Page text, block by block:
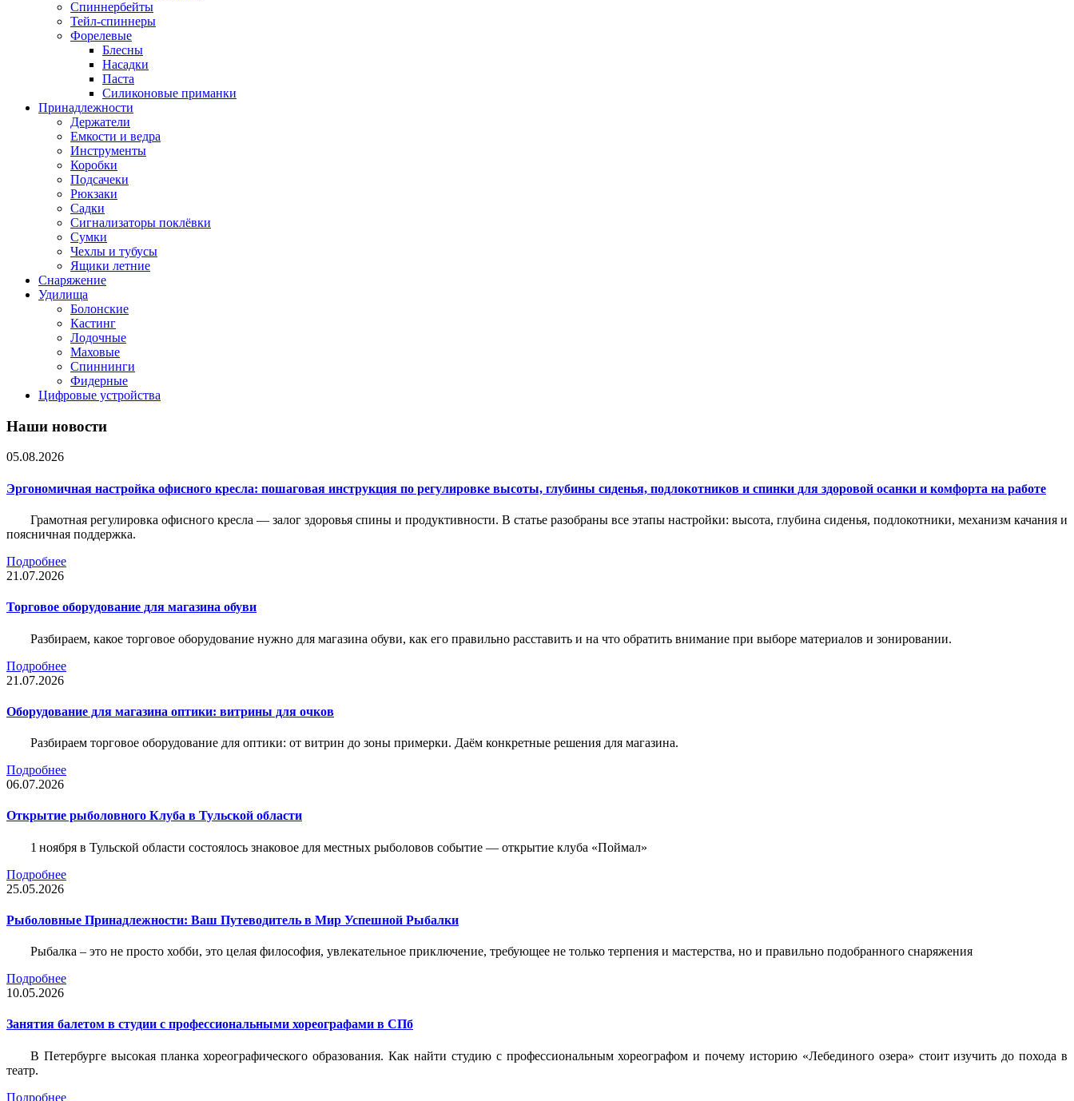
Спиннербейты
Тейл-спиннеры
Форелевые
Блесны
Насадки
Паста
Силиконовые приманки
Принадлежности
Держатели
Емкости и ведра
Инструменты
Коробки
Подсачеки
Рюкзаки
Садки
Сигнализаторы поклёвки
Сумки
Чехлы и тубусы
Ящики летние
Снаряжение
Удилища
Болонские
Кастинг
Лодочные
Маховые
Спиннинги
Фидерные
Цифровые устройства
Наши новости
05.08.2026
Эргономичная настройка офисного кресла: пошаговая инструкция по регулировке высоты, глубины сиденья, подлокотников и спинки для здоровой осанки и комфорта на работе
Грамотная регулировка офисного кресла — залог здоровья спины и продуктивности. В статье разобраны все этапы настройки: высота, глубина сиденья, подлокотники, механизм качания и
поясничная поддержка.
Подробнее
21.07.2026
Торговое оборудование для магазина обуви
Разбираем, какое торговое оборудование нужно для магазина обуви, как его правильно расставить и на что обратить внимание при выборе материалов и зонировании.
Подробнее
21.07.2026
Оборудование для магазина оптики: витрины для очков
Разбираем торговое оборудование для оптики: от витрин до зоны примерки. Даём конкретные решения для магазина.
Подробнее
06.07.2026
Открытие рыболовного Клуба в Тульской области
1 ноября в Тульской области состоялось знаковое для местных рыболовов событие — открытие клуба «Поймал»
Подробнее
25.05.2026
Рыболовные Принадлежности: Ваш Путеводитель в Мир Успешной Рыбалки
Рыбалка – это не просто хобби, это целая философия, увлекательное приключение, требующее не только терпения и мастерства, но и правильно подобранного снаряжения
Подробнее
10.05.2026
Занятия балетом в студии с профессиональными хореографами в СПб
В Петербурге высокая планка хореографического образования. Как найти студию с профессиональным хореографом и почему историю «Лебединого озера» стоит изучить до похода в
театр.
Подробнее